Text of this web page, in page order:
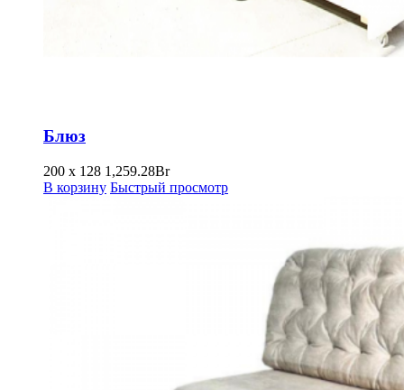
Блюз
200 х 128 1,259.28Br
В корзину Быстрый просмотр